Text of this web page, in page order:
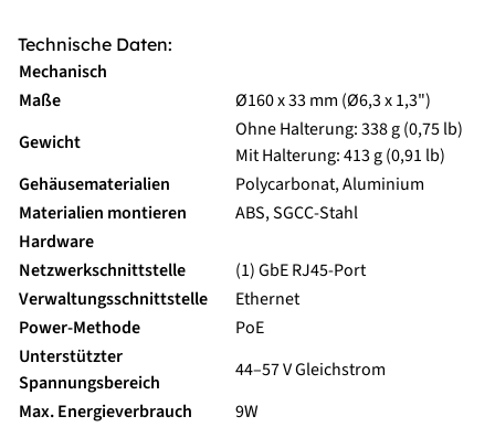
Technische Daten:
Mechanisch
Maße
Ø160 x 33 mm (Ø6,3 x 1,3")
Gewicht
Ohne Halterung: 338 g (0,75 lb)
Mit Halterung: 413 g (0,91 lb)
Gehäusematerialien
Polycarbonat, Aluminium
Materialien montieren
ABS, SGCC-Stahl
Hardware
Netzwerkschnittstelle
(1) GbE RJ45-Port
Verwaltungsschnittstelle
Ethernet
Power-Methode
PoE
Unterstützter
Spannungsbereich
44–57 V Gleichstrom
Max. Energieverbrauch
9W